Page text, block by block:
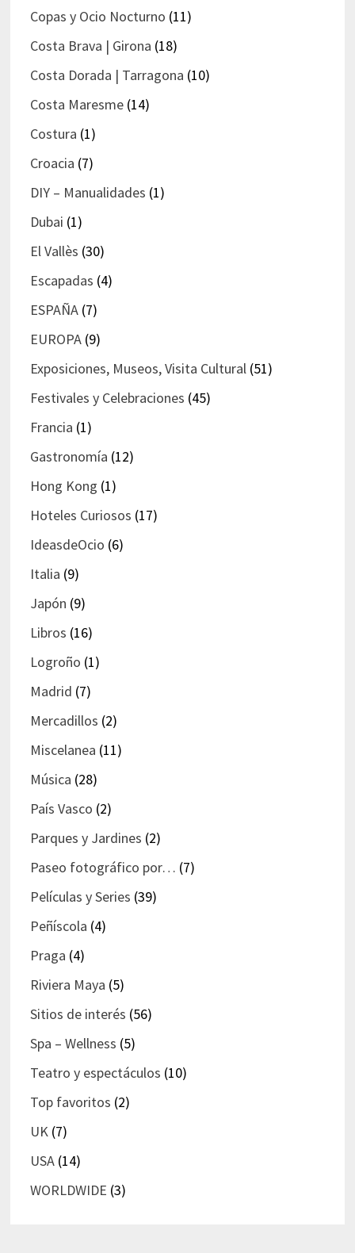
Copas y Ocio Nocturno (11)
Costa Brava | Girona (18)
Costa Dorada | Tarragona (10)
Costa Maresme(14)
Costura (1)
Croacia (7)
DIY – Manualidades (1)
Dubai (1)
El Vallès (30)
Escapadas (4)
ESPAÑA(7)
EUROPA(9)
Exposiciones, Museos, Visita Cultural(51)
Festivales y Celebraciones (45)
Francia (1)
Gastronomía (12)
Hong Kong (1)
Hoteles Curiosos (17)
IdeasdeOcio (6)
Italia (9)
Japón (9)
Libros (16)
Logroño (1)
Madrid (7)
Mercadillos (2)
Miscelanea (11)
Música (28)
País Vasco (2)
Parques y Jardines (2)
Paseo fotográfico por… (7)
Películas y Series (39)
Peñíscola (4)
Praga (4)
Riviera Maya (5)
Sitios de interés (56)
Spa – Wellness (5)
Teatro y espectáculos (10)
Top favoritos (2)
UK(7)
USA(14)
WORLDWIDE (3)